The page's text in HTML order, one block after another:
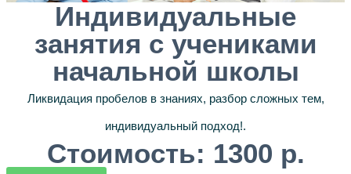
Индивидуальные
занятия с учениками
начальной школы
Ликвидация пробелов в знаниях, разбор сложных тем,
индивидуальный подход!.
Стоимость: 1300 р.